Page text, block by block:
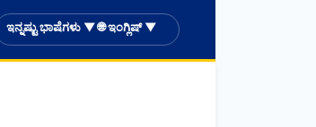
ಇನ್ನಷ್ಟು ಭಾಷೆಗಳು ▼ 🌐 ಇಂಗ್ಲಿಷ್ ▼